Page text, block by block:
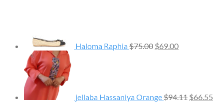
Haloma Raphia $75.00 $75.00.
$69.00
jellaba Hassaniya Orange$94.11 $94.11.
$66.55